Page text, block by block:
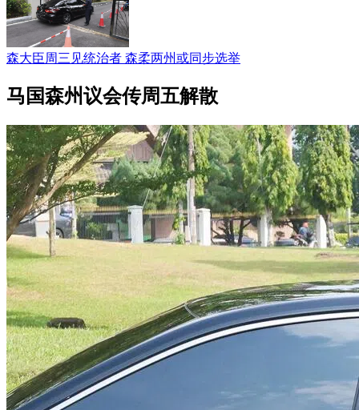
森大臣周三见统治者 森柔两州或同步选举
马国森州议会传周五解散